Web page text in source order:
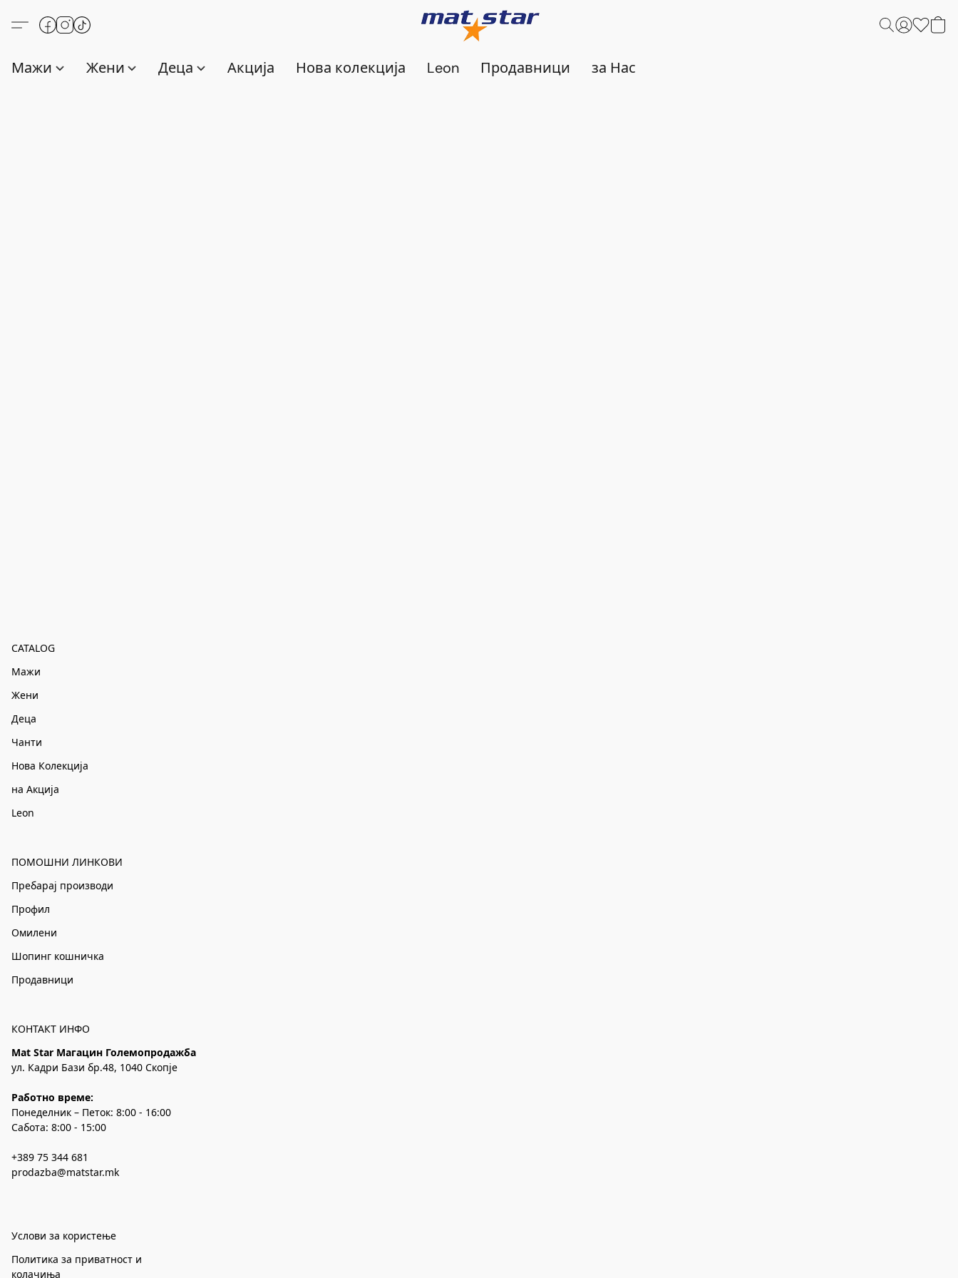
Мажи Жени Деца Акција Нова колекција Leon Продавници за Нас
CATALOG
Мажи
Жени
Деца
Чанти
Нова Колекција
на Акција
Leon
ПОМОШНИ ЛИНКОВИ
Пребарај производи
Профил
Омилени
Шопинг кошничка
Продавници
КОНТАКТ ИНФО
Mat Star Магацин Големопродажба
ул. Кадри Бази бр.48, 1040 Скопје
Работно време:
Понеделник – Петок: 8:00 - 16:00
Сабота: 8:00 - 15:00
+389 75 344 681
prodazba@matstar.mk
Услови за користење
Политика за приватност и
колачиња